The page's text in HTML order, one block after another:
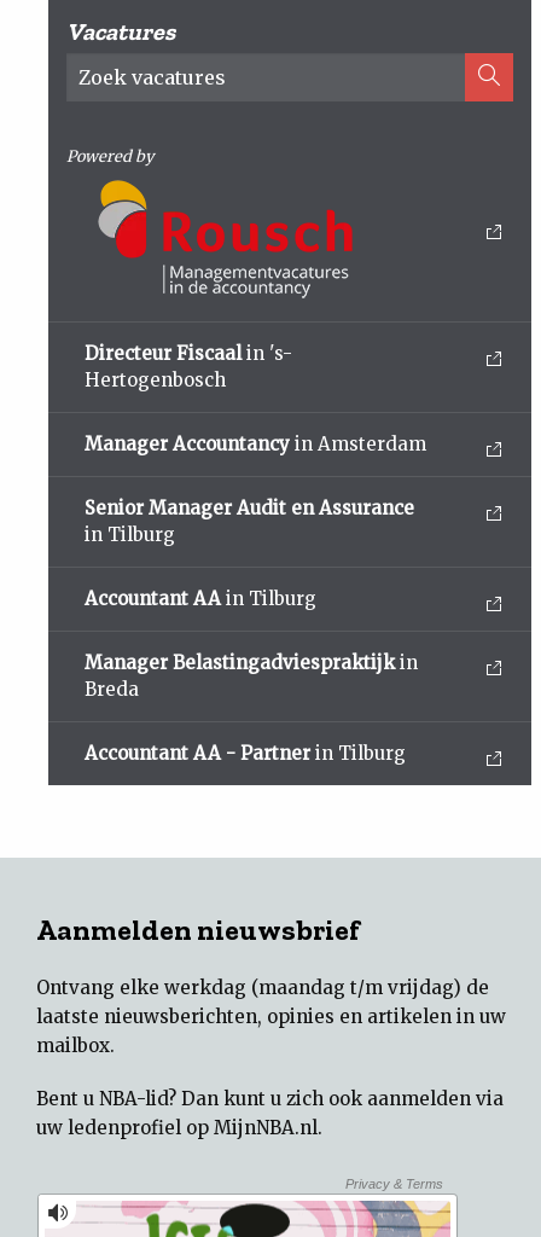
Vacatures
Powered by
Directeur Fiscaalin 's-
Hertogenbosch
Manager Accountancy in Amsterdam
Senior Manager Audit en Assurance
in Tilburg
Accountant AAin Tilburg
Manager Belastingadviespraktijkin
Breda
Accountant AA - Partner in Tilburg
Aanmelden nieuwsbrief
Ontvang elke werkdag (maandag t/m vrijdag) de
laatste nieuwsberichten, opinies en artikelen in uw
mailbox.
Bent u NBA-lid? Dan kunt u zich ook aanmelden via
uw ledenprofiel op MijnNBA.nl.